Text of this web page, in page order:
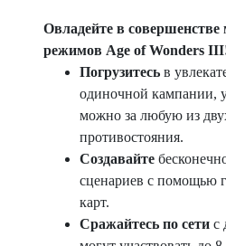
Овладейте в
режимов Age of Wonders
Погрузитесь в
одиночной кампании,
можно за любую из
противостояния.
Создавайте
сценариев с помощью
карт.
Сражайтесь по сети с